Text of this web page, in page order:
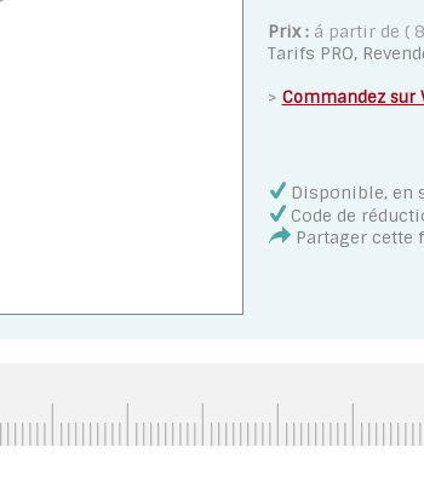
Prix : á partir de (
Tarifs PRO,
> Commandez sur
Disponible, en
Code de
Partager cette